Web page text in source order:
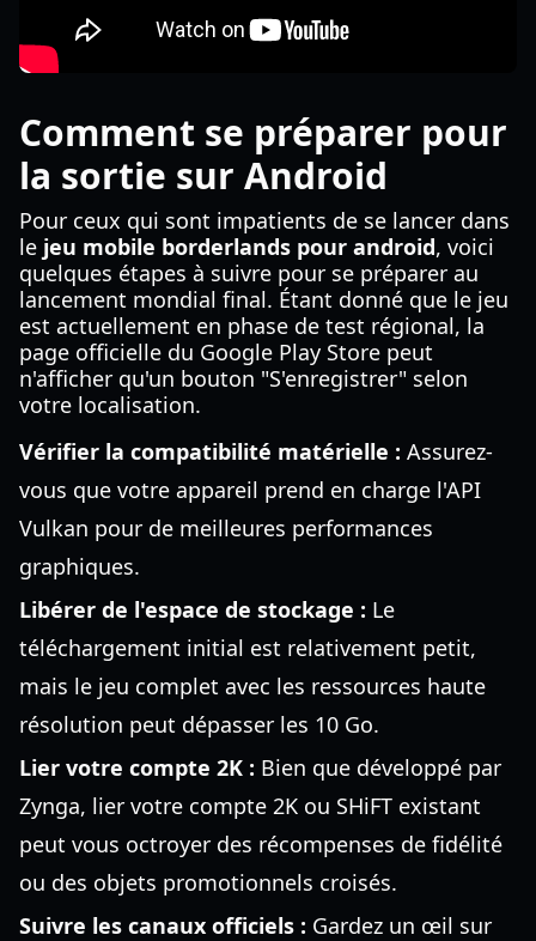
Comment se préparer pour
la sortie sur Android
Pour ceux qui sont impatients de se lancer dans
le jeu mobile borderlands pour android, voici
quelques étapes à suivre pour se préparer au
lancement mondial final. Étant donné que le jeu
est actuellement en phase de test régional, la
page officielle du Google Play Store peut
n'afficher qu'un bouton "S'enregistrer" selon
votre localisation.
Vérifier la compatibilité matérielle : Assurez-
vous que votre appareil prend en charge l'API
Vulkan pour de meilleures performances
graphiques.
Libérer de l'espace de stockage : Le
téléchargement initial est relativement petit,
mais le jeu complet avec les ressources haute
résolution peut dépasser les 10 Go.
Lier votre compte 2K : Bien que développé par
Zynga, lier votre compte 2K ou SHiFT existant
peut vous octroyer des récompenses de fidélité
ou des objets promotionnels croisés.
Suivre les canaux officiels : Gardez un œil sur